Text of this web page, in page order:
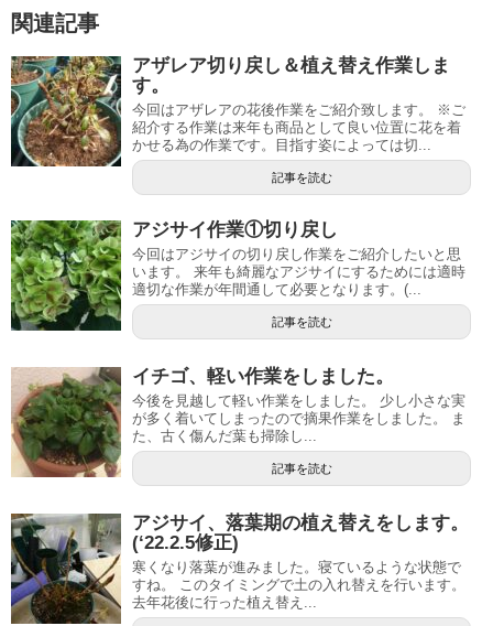
関連記事
アザレア切り戻し＆植え替え作業しま
す。
今回はアザレアの花後作業をご紹介致します。 ※ご
紹介する作業は来年も商品として良い位置に花を着
かせる為の作業です。目指す姿によっては切...
記事を読む
アジサイ作業①切り戻し
今回はアジサイの切り戻し作業をご紹介したいと思
います。 来年も綺麗なアジサイにするためには適時
適切な作業が年間通して必要となります。(...
記事を読む
イチゴ、軽い作業をしました。
今後を見越して軽い作業をしました。 少し小さな実
が多く着いてしまったので摘果作業をしました。 ま
た、古く傷んだ葉も掃除し...
記事を読む
アジサイ、落葉期の植え替えをします。
(‘22.2.5修正)
寒くなり落葉が進みました。寝ているような状態で
すね。 このタイミングで土の入れ替えを行います。
去年花後に行った植え替え...